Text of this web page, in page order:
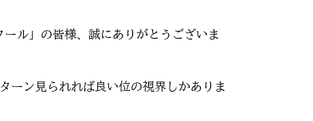
ル」の皆様、誠にありがとうございま
ーン見られれば良い位の視界しかありま